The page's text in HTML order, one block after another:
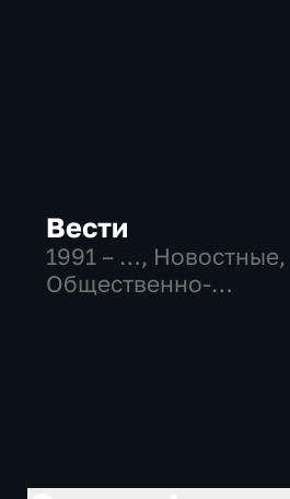
Вести
1991 – …, Новостные,
Общественно-